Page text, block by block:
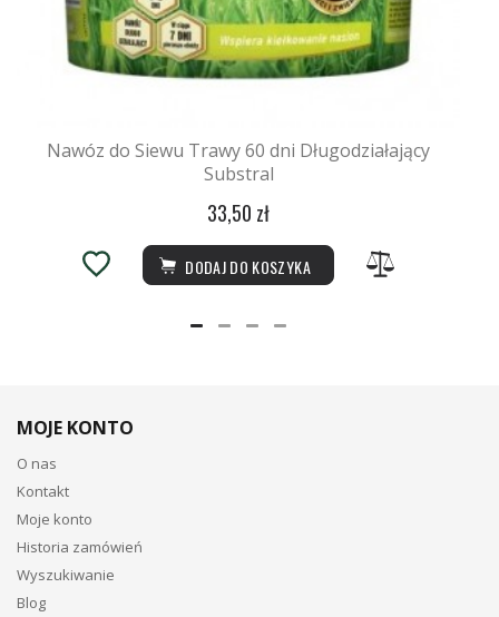
Nawóz do Siewu Trawy 60 dni Długodziałający
Substral
33,50 zł
DODAJ DO KOSZYKA
MOJE KONTO
O nas
Kontakt
Moje konto
Historia zamówień
Wyszukiwanie
Blog